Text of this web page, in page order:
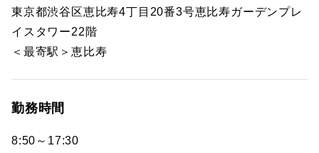
東京都渋谷区恵比寿4丁目20番3号恵比寿ガーデンプレ
イスタワー22階
＜最寄駅＞恵比寿
勤務時間
8:50～17:30